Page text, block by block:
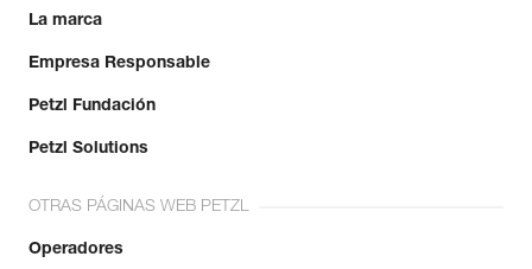
La marca
Empresa Responsable
Petzl Fundación
Petzl Solutions
OTRAS PÁGINAS WEB PETZL
Operadores